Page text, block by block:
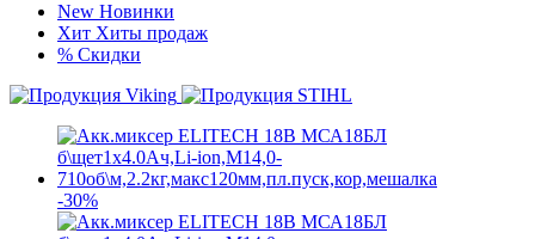
New Новинки
Хит Хиты продаж
% Скидки
-30%